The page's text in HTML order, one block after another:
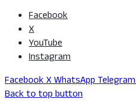
Facebook
X
YouTube
Instagram
FacebookXWhatsAppTelegram
Back to top button